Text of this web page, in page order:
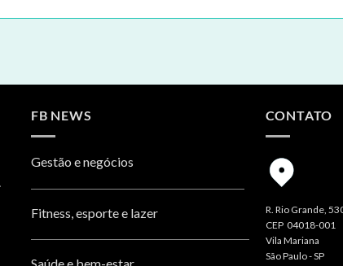
FB NEWS
Gestão e negócios
Fitness, esporte e lazer
CONTATO
R. Rio Grande,
CEP 04018-001
Vila Mariana
São Paulo - SP